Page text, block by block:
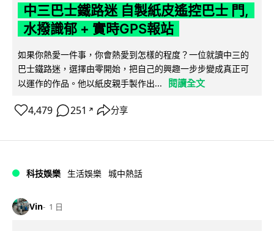
中三巴士鐵路迷 自製紙皮遙控巴士 門,
水撥識郁 + 實時GPS報站
如果你熱愛一件事，你會熱愛到怎樣的程度？一位就讀中三的
巴士鐵路迷，選擇由零開始，把自己的興趣一步步變成真正可
以運作的作品。他以紙皮親手製作出...
閱讀全文
4,479 251 ↗ 分享
科技娛樂 生活娛樂 城中熱話
Vin 1 日